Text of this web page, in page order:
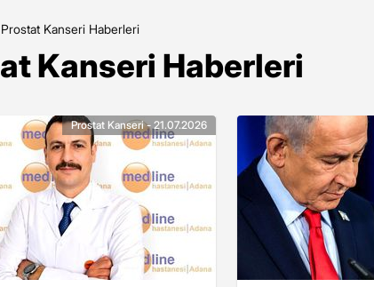
Prostat Kanseri Haberleri
Kanseri Haberleri
Prostat Kanseri - 21.07.2026